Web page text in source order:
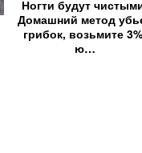
Ногти будут
Домашний метод
грибок, возьмите
ю…